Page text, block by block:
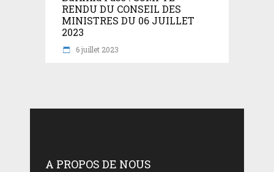
RENDU DU CONSEIL DES
MINISTRES DU 06 JUILLET
2023
6 juillet 2023
A PROPOS DE NOUS